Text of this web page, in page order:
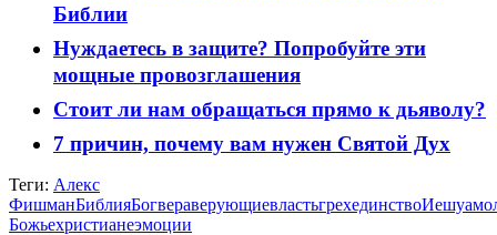
Библии
Нуждаетесь в защите? Попробуйте эти
мощные провозглашения
Стоит ли нам обращаться прямо к дьяволу?
7 причин, почему вам нужен Святой Дух
Теги: Алекс
ФишманБиблияБогвераверующиевластьгрехединствоИешуа
Божьехристианеэмоции